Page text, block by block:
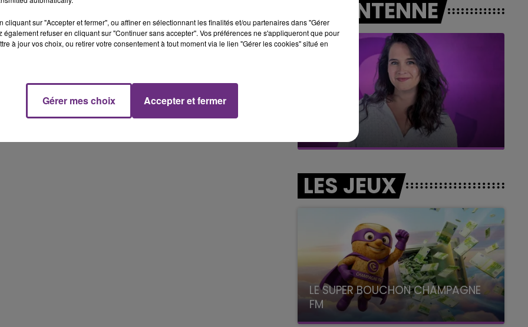
LE MAGASIN JOUÉCLUB DE REIMS FERME
SES PORTES
C'était l'une des institutions du centre-ville
rémois. Le magasin JouéClub est contraint de
A L'ANTENNE
16h00 - 20h00
LES JEUX
LE SUPER BOUCHON CHAMPAGNE
FM
avec La Famille Champagne FM, à 8H10
cliquant sur "Accepter et fermer", ou affiner en sélectionnant les finalités et/ou partenaires dans "Gérer
également refuser en cliquant sur "Continuer sans accepter". Vos préférences ne s'appliqueront que pour
à jour vos choix, ou retirer votre consentement à tout moment via le lien "Gérer les cookies" situé en
Gérer mes choix Accepter et fermer